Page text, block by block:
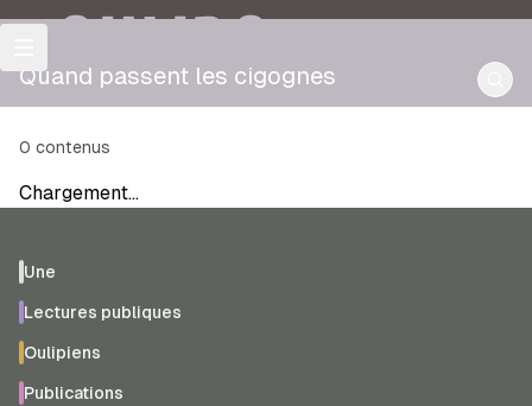
OULIPO
Quand passent les cigognes
0 contenus
Chargement…
Une
Lectures publiques
Oulipiens
Publications